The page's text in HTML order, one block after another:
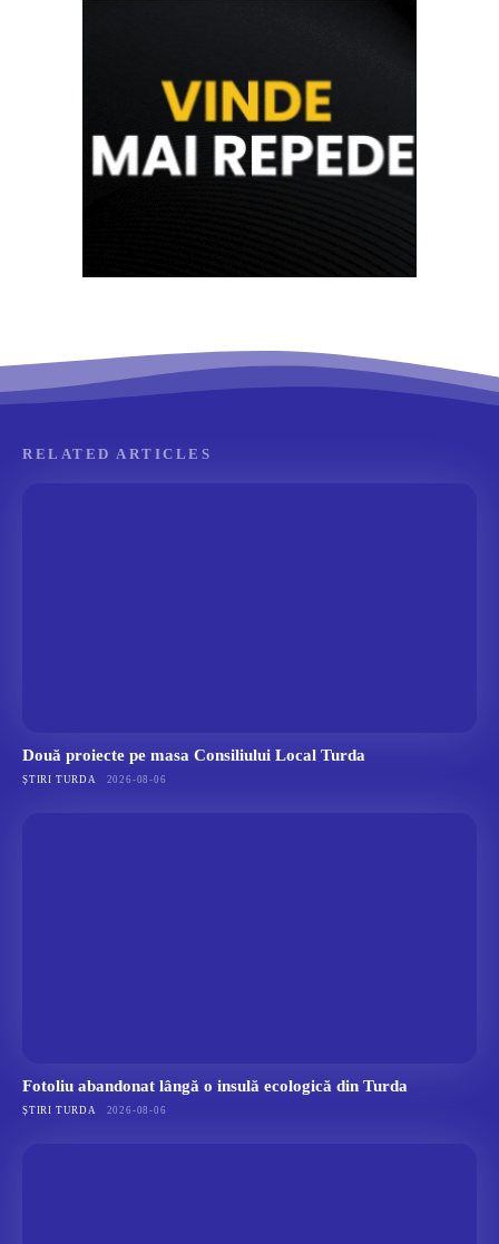
RELATED ARTICLES
Două proiecte pe masa Consiliului Local Turda
ȘTIRI TURDA 2026-08-06
Fotoliu abandonat lângă o insulă ecologică din Turda
ȘTIRI TURDA 2026-08-06